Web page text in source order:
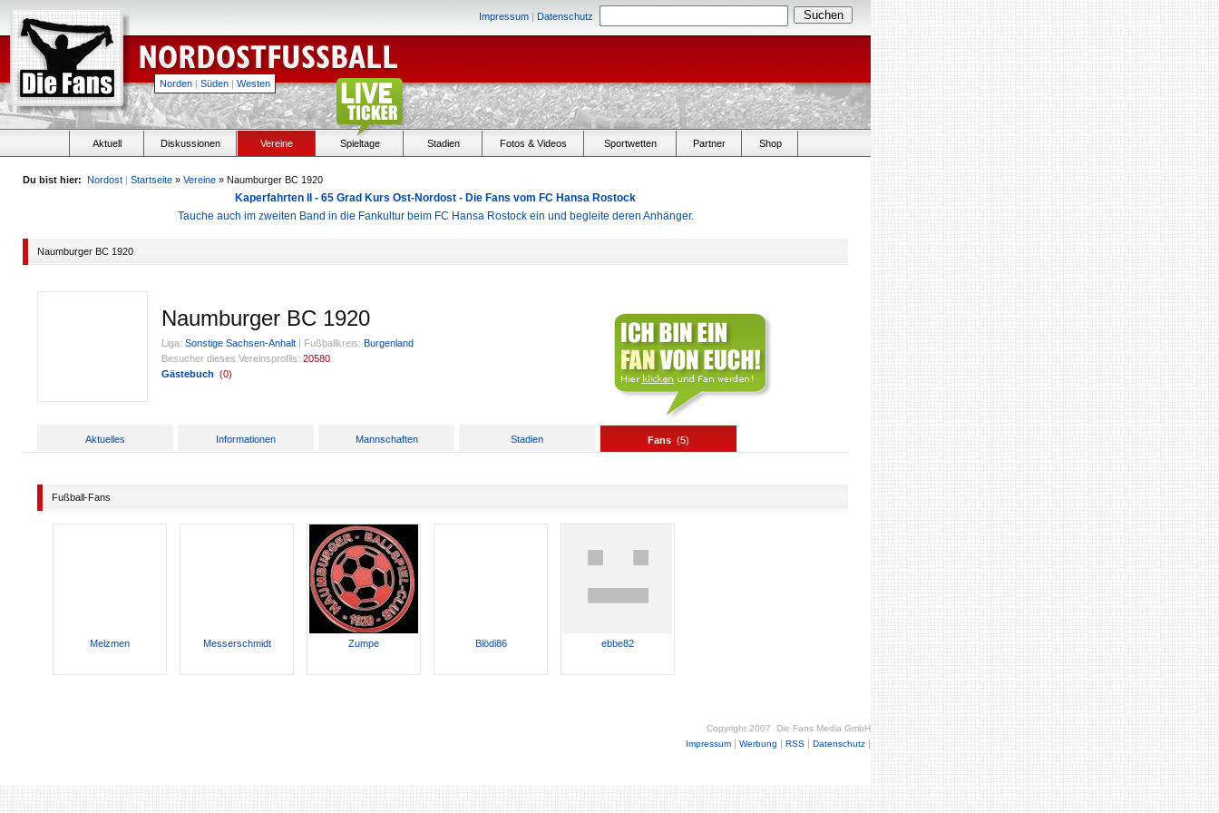
Impressum | Datenschutz
Norden | Süden | Westen
Aktuell Diskussionen Vereine Spieltage Stadien Fotos & Videos Sportwetten Partner Shop
Du bist hier: Nordost | Startseite » Vereine » Naumburger BC 1920
Kaperfahrten II - 65 Grad Kurs Ost-Nordost - Die Fans vom FC Hansa Rostock
Tauche auch im zweiten Band in die Fankultur beim FC Hansa Rostock ein und begleite deren Anhänger.
Naumburger BC 1920
Naumburger BC 1920
Liga: Sonstige Sachsen-Anhalt | Fußballkreis: Burgenland
Besucher dieses Vereinsprofils: 20580
Gästebuch (0)
Aktuelles Informationen Mannschaften Stadien Fans (5)
Fußball-Fans
Melzmen Messerschmidt Zumpe Blödi86 ebbe82
Copyright 2007 Die Fans Media GmbH
Impressum | Werbung | RSS | Datenschutz |